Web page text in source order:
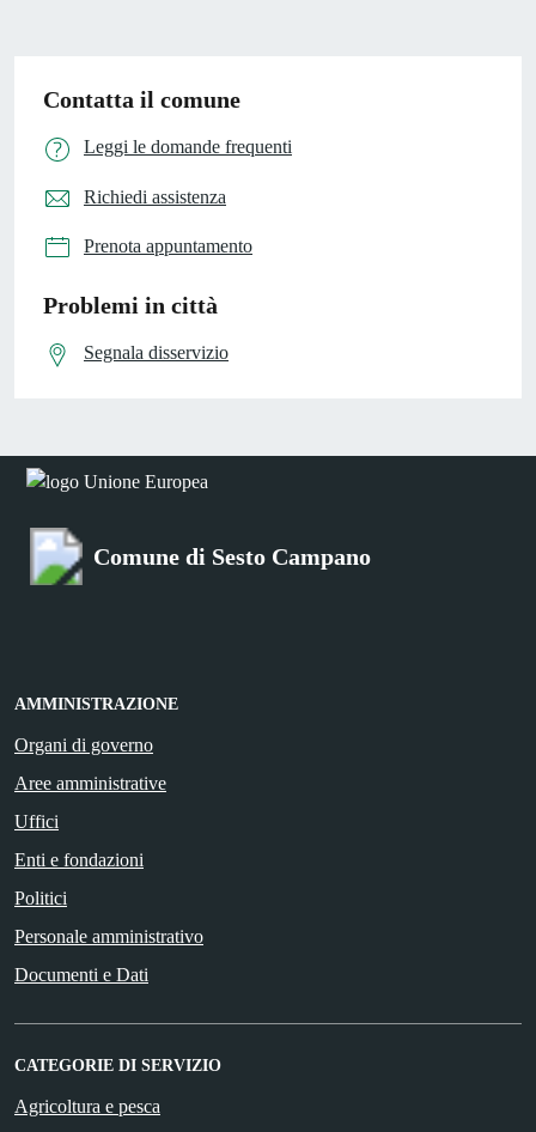
Contatta il comune
Leggi le domande frequenti
Richiedi assistenza
Prenota appuntamento
Problemi in città
Segnala disservizio
Comune di Sesto Campano
AMMINISTRAZIONE
Organi di governo
Aree amministrative
Uffici
Enti e fondazioni
Politici
Personale amministrativo
Documenti e Dati
CATEGORIE DI SERVIZIO
Agricoltura e pesca